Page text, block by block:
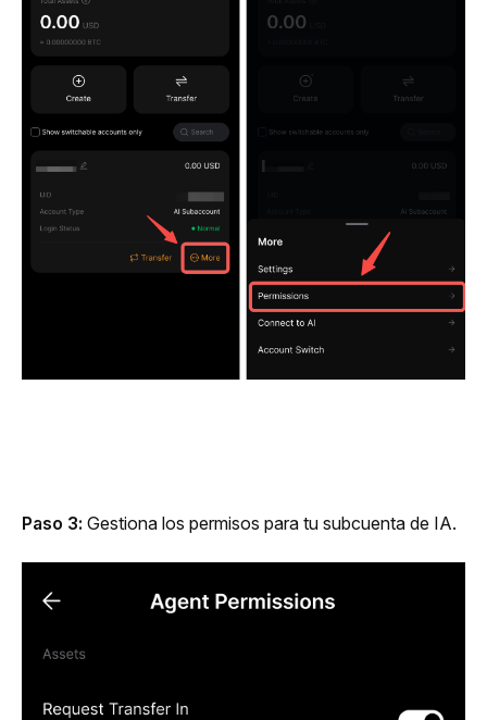
Paso 3: Gestiona los permisos para tu subcuenta de IA.